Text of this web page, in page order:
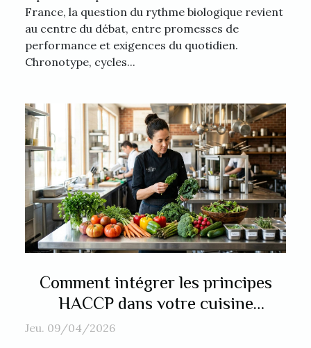
France, la question du rythme biologique revient
au centre du débat, entre promesses de
performance et exigences du quotidien.
Chronotype, cycles...
Comment intégrer les principes
HACCP dans votre cuisine
professionnelle ?
Jeu. 09/04/2026